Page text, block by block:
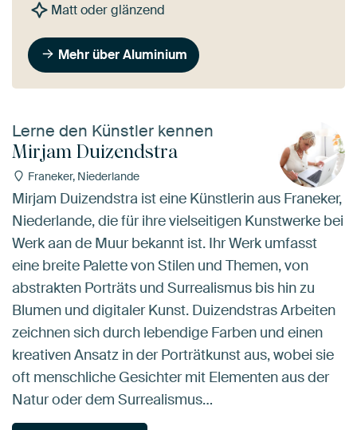
Matt oder glänzend
Mehr über Aluminium
Lerne den Künstler kennen
Mirjam Duizendstra
Franeker, Niederlande
Mirjam Duizendstra ist eine Künstlerin aus Franeker,
Niederlande, die für ihre vielseitigen Kunstwerke bei
Werk aan de Muur bekannt ist. Ihr Werk umfasst
eine breite Palette von Stilen und Themen, von
abstrakten Porträts und Surrealismus bis hin zu
Blumen und digitaler Kunst. Duizendstras Arbeiten
zeichnen sich durch lebendige Farben und einen
kreativen Ansatz in der Porträtkunst aus, wobei sie
oft menschliche Gesichter mit Elementen aus der
Natur oder dem Surrealismus…